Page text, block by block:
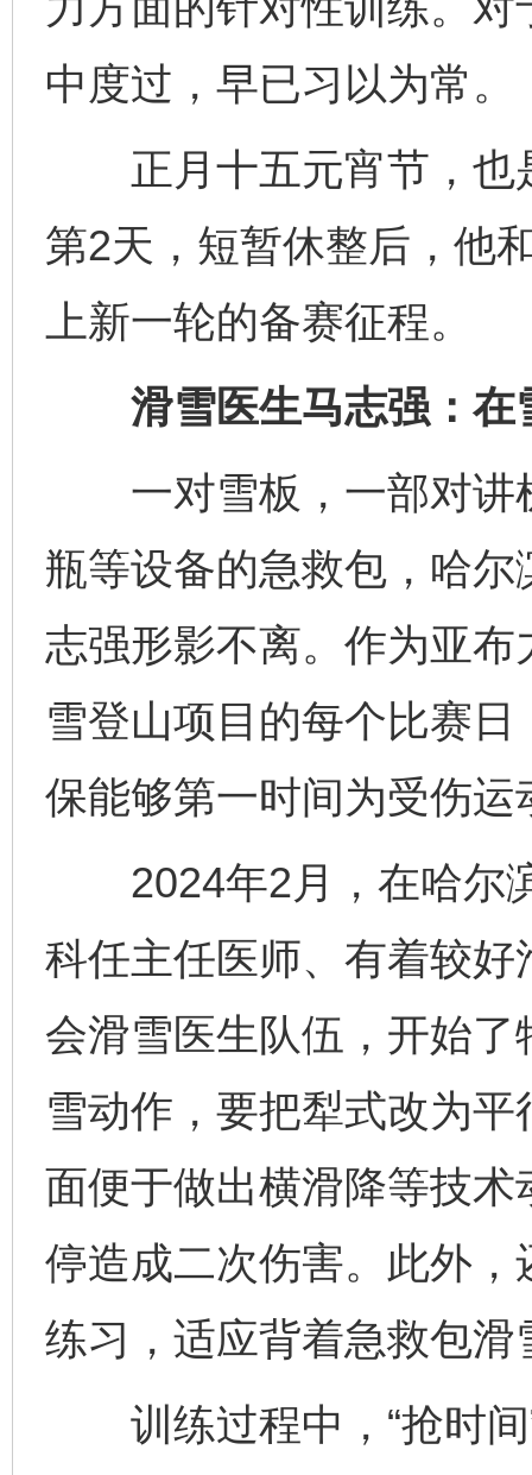
中度过，早已习以为常。
正月十五元宵节，也
第2天，短暂休整后，他
上新一轮的备赛征程。
滑雪医生马志强：在
一对雪板，一部对讲
瓶等设备的急救包，哈
志强形影不离。作为亚
雪登山项目的每个比赛
保能够第一时间为受伤
2024年2月，在哈尔
科任主任医师、有着较
会滑雪医生队伍，开始了
雪动作，要把犁式改为
面便于做出横滑降等技
停造成二次伤害。此外
练习，适应背着急救包滑
训练过程中，“抢时间